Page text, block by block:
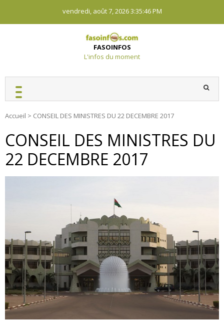
content
vendredi, août 7, 20263:35:47 PM
FASOINFOS
L'infos du moment
Accueil > CONSEIL DES MINISTRES DU 22 DECEMBRE 2017
CONSEIL DES MINISTRES DU
22 DECEMBRE 2017